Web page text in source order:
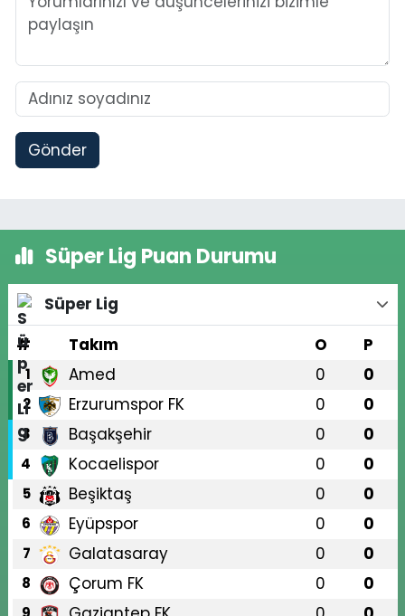
Gönder
Süper Lig Puan Durumu
Süper Lig
#
Takım O P
1 Amed 0 0
2 Erzurumspor FK 0 0
3 Başakşehir 0 0
4 Kocaelispor 0 0
5 Beşiktaş 0 0
6 Eyüpspor 0 0
7 Galatasaray 0 0
8 Çorum FK 0 0